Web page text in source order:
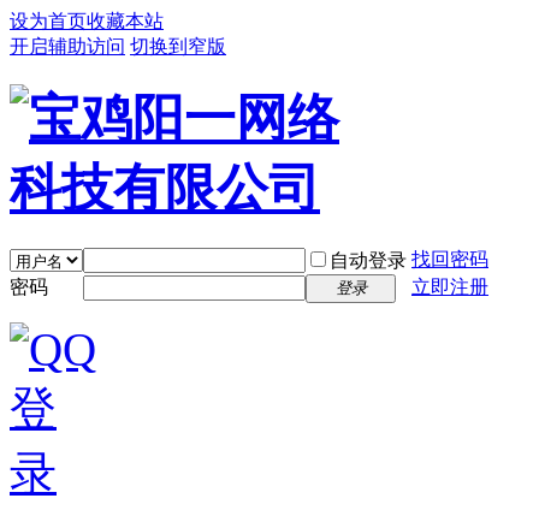
设为首页收藏本站
开启辅助访问 切换到窄版
自动登录 找回密码
密码
登录 立即注册